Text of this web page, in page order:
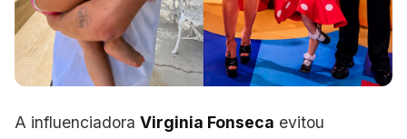
A influenciadora Virginia Fonseca evitou